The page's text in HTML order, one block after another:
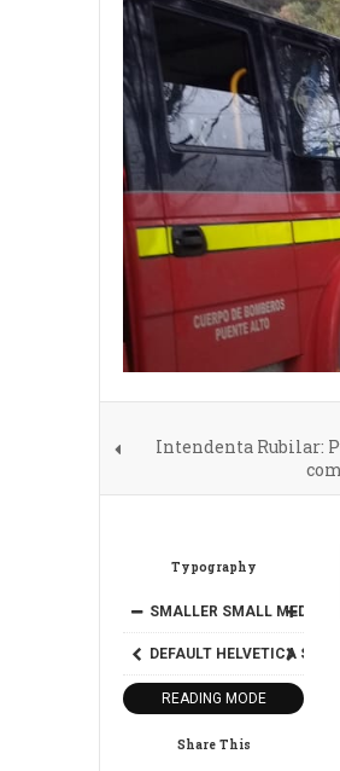
Intendenta Rubilar:
Typography
SMALLER SMALL MEDIUM
DEFAULT HELVETICA SEGOE
READING MODE
Share This